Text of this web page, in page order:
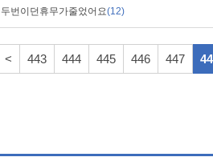
두번이던휴무가줄었어요(12)
< 443 444 445 446 447